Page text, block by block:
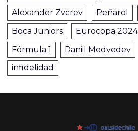
Alexander Zverev
Peñarol
Boca Juniors
Eurocopa 2024
Fórmula 1
Daniil Medvedev
infidelidad